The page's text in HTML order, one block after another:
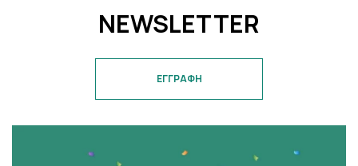
NEWSLETTER
ΕΓΓΡΑΦΗ